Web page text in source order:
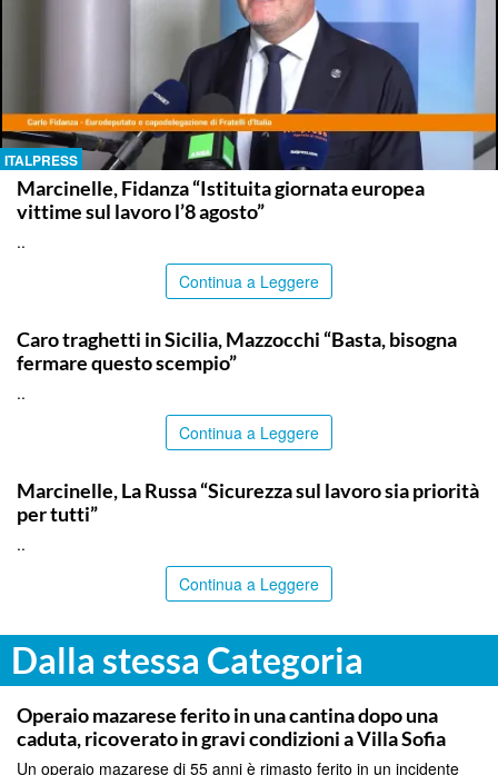
ITALPRESS
Marcinelle, Fidanza “Istituita giornata europea
vittime sul lavoro l’8 agosto”
..
Continua a Leggere
Caro traghetti in Sicilia, Mazzocchi “Basta, bisogna
fermare questo scempio”
..
Continua a Leggere
Marcinelle, La Russa “Sicurezza sul lavoro sia priorità
per tutti”
..
Continua a Leggere
Dalla stessa Categoria
PALERMO
Operaio mazarese ferito in una cantina dopo una
caduta, ricoverato in gravi condizioni a Villa Sofia
Un operaio mazarese di 55 anni è rimasto ferito in un incidente